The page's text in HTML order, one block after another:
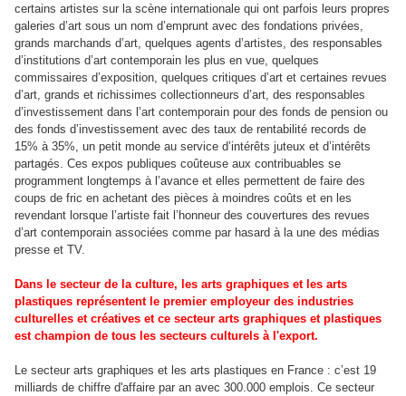
certains artistes sur la scène internationale qui ont parfois leurs propres
galeries d’art sous un nom d’emprunt avec des fondations privées,
grands marchands d’art, quelques agents d’artistes, des responsables
d’institutions d’art contemporain les plus en vue, quelques
commissaires d’exposition, quelques critiques d’art et certaines revues
d’art, grands et richissimes collectionneurs d’art, des responsables
d’investissement dans l’art contemporain pour des fonds de pension ou
des fonds d’investissement avec des taux de rentabilité records de
15% à 35%, un petit monde au service d’intérêts juteux et d’intérêts
partagés. Ces expos publiques coûteuse aux contribuables se
programment longtemps à l’avance et elles permettent de faire des
coups de fric en achetant des pièces à moindres coûts et en les
revendant lorsque l’artiste fait l’honneur des couvertures des revues
d’art contemporain associées comme par hasard à la une des médias
presse et TV.
Dans le secteur de la culture, les arts graphiques et les arts
plastiques représentent le premier employeur des industries
culturelles et créatives et ce secteur arts graphiques et plastiques
est champion de tous les secteurs culturels à l'export.
Le secteur arts graphiques et les arts plastiques en France : c’est 19
milliards de chiffre d'affaire par an avec 300.000 emplois. Ce secteur